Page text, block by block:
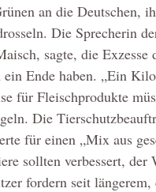
an die Deutschen,
Die Sprecherin
sagte, die Exzesse
Ende haben. „Ein Kilo
für Fleischprodukte
Die
für einen „Mix aus
sollten verbessert, der
fordern seit längerem,